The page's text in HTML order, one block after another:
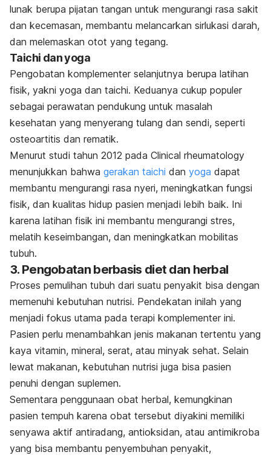
lunak berupa pijatan tangan untuk mengurangi rasa sakit
dan kecemasan, membantu melancarkan sirlukasi darah,
dan melemaskan otot yang tegang.
Taichi dan yoga
Pengobatan komplementer selanjutnya berupa latihan
fisik, yakni yoga dan taichi. Keduanya cukup populer
sebagai perawatan pendukung untuk masalah
kesehatan yang menyerang tulang dan sendi, seperti
osteoartitis dan rematik.
Menurut studi tahun 2012 pada Clinical rheumatology
menunjukkan bahwa gerakan taichi dan yoga dapat
membantu mengurangi rasa nyeri, meningkatkan fungsi
fisik, dan kualitas hidup pasien menjadi lebih baik. Ini
karena latihan fisik ini membantu mengurangi stres,
melatih keseimbangan, dan meningkatkan mobilitas
tubuh.
3. Pengobatan berbasis diet dan herbal
Proses pemulihan tubuh dari suatu penyakit bisa dengan
memenuhi kebutuhan nutrisi. Pendekatan inilah yang
menjadi fokus utama pada terapi komplementer ini.
Pasien perlu menambahkan jenis makanan tertentu yang
kaya vitamin, mineral, serat, atau minyak sehat. Selain
lewat makanan, kebutuhan nutrisi juga bisa pasien
penuhi dengan suplemen.
Sementara penggunaan obat herbal, kemungkinan
pasien tempuh karena obat tersebut diyakini memiliki
senyawa aktif antiradang, antioksidan, atau antimikroba
yang bisa membantu penyembuhan penyakit,